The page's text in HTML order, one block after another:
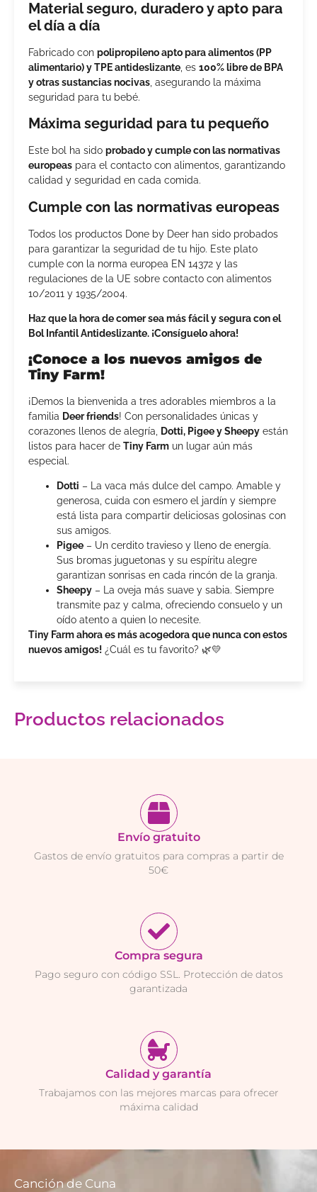
Material seguro, duradero y apto para
el día a día
Fabricado con polipropileno apto para alimentos (PP
alimentario) y TPE antideslizante , es 100% libre de BPA
y otras sustancias nocivas , asegurando la máxima
seguridad para tu bebé.
Máxima seguridad para tu pequeño
Este bol ha sido probado y cumple con las normativas
europeas para el contacto con alimentos, garantizando
calidad y seguridad en cada comida.
Cumple con las normativas europeas
Todos los productos Done by Deer han sido probados
para garantizar la seguridad de tu hijo. Este plato
cumple con la norma europea EN 14372 y las
regulaciones de la UE sobre contacto con alimentos
10/2011 y 1935/2004.
Haz que la hora de comer sea más fácil y segura con el
Bol Infantil Antideslizante. ¡Consíguelo ahora!
¡Conoce a los nuevos amigos de
Tiny Farm!
¡Demos la bienvenida a tres adorables miembros a la
familia Deer friends! Con personalidades únicas y
corazones llenos de alegría,
Dotti, Pigee y Sheepy están
listos para hacer de Tiny Farm un lugar aún más
especial.
Dotti – La vaca más dulce del campo. Amable y
generosa, cuida con esmero el jardín y siempre
está lista para compartir deliciosas golosinas con
sus amigos.
Pigee – Un cerdito travieso y lleno de energía.
Sus bromas juguetonas y su espíritu alegre
garantizan sonrisas en cada rincón de la granja.
Sheepy – La oveja más suave y sabia. Siempre
transmite paz y calma, ofreciendo consuelo y un
oído atento a quien lo necesite.
Tiny Farm ahora es más acogedora que nunca con estos
nuevos amigos! ¿Cuál es tu favorito? 🌿💛
Productos relacionados
Envío gratuito
Gastos de envío gratuitos para compras a partir de
50€
Compra segura
Pago seguro con código SSL. Protección de datos
garantizada
Calidad y garantía
Trabajamos con las mejores marcas para ofrecer
máxima calidad
Canción de Cuna